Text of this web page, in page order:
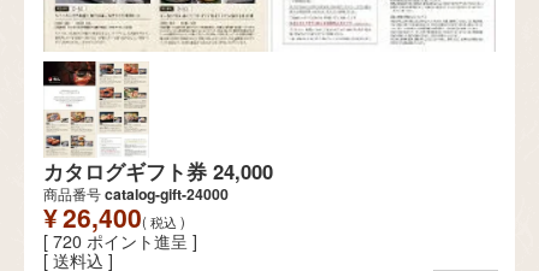
カタログギフト券 24,000
商品番号catalog-gift-24000
¥26,400 税込
[ 720 ポイント進呈 ]
送料込